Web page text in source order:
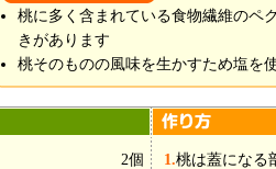
桃に多く含まれている食物繊維のペ
きがあります
桃そのものの風味を生かすため塩を
2個 1.桃は蓋になる